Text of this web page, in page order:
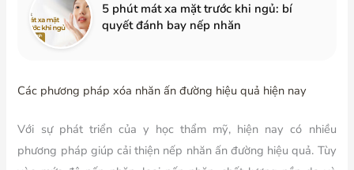
5 phút mát xa mặt trước khi ngủ: bí
quyết đánh bay nếp nhăn
Các phương pháp xóa nhăn ấn đường hiệu quả hiện nay
Với sự phát triển của y học thẩm mỹ, hiện nay có nhiều
phương pháp giúp cải thiện nếp nhăn ấn đường hiệu quả. Tùy